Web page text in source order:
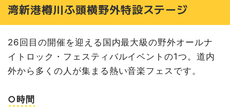
湾新港樽川ふ頭横野外特設ステージ
26回目の開催を迎える国内最大級の野外オールナ
イトロック・フェスティバルイベントの1つ。道内
外から多くの人が集まる熱い音楽フェスです。
○時間